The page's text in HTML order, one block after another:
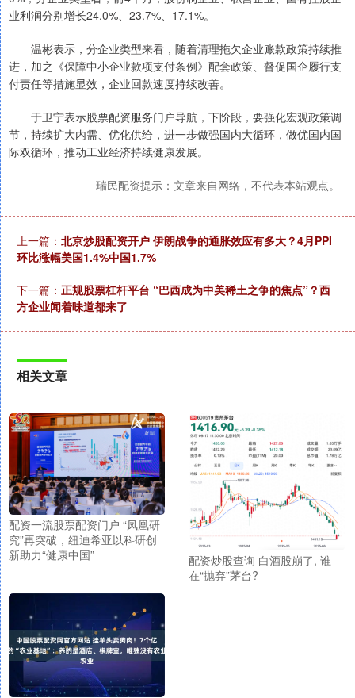
业利润分别增长24.0%、23.7%、17.1%。
温彬表示，分企业类型来看，随着清理拖欠企业账款政策持续推
进，加之《保障中小企业款项支付条例》配套政策、督促国企履行支
付责任等措施显效，企业回款速度持续改善。
于卫宁表示股票配资服务门户导航，下阶段，要强化宏观政策调
节，持续扩大内需、优化供给，进一步做强国内大循环，做优国内国
际双循环，推动工业经济持续健康发展。
瑞民配资提示：文章来自网络，不代表本站观点。
上一篇： 北京炒股配资开户 伊朗战争的通胀效应有多大？4月PPI
环比涨幅美国1.4%中国1.7%
下一篇： 正规股票杠杆平台 “巴西成为中美稀土之争的焦点”？西
方企业闻着味道都来了
相关文章
配资一流股票配资门户 “凤凰研
究”再突破，纽迪希亚以科研创
新助力“健康中国”
配资炒股查询 白酒股崩了, 谁
在“抛弃”茅台?